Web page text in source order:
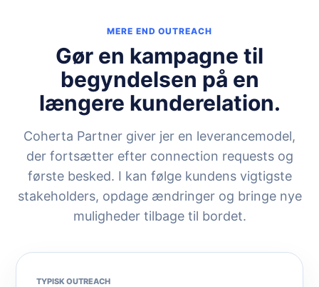
MERE END OUTREACH
Gør en kampagne til
begyndelsen på en
længere kunderelation.
Coherta Partner giver jer en leverancemodel,
der fortsætter efter connection requests og
første besked. I kan følge kundens vigtigste
stakeholders, opdage ændringer og bringe nye
muligheder tilbage til bordet.
TYPISK OUTREACH